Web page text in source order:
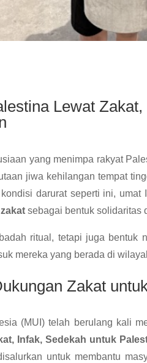
Lewat
yang menimpa rakyat
jiwa kehilangan tempat
darurat seperti ini,
zakatsebagai bentuk solidaritas
ritual, tetapi juga bentuk
mereka yang berada di
Zakat
(MUI) telah berulang kali
Infak, Sedekah untuk
untuk membantu